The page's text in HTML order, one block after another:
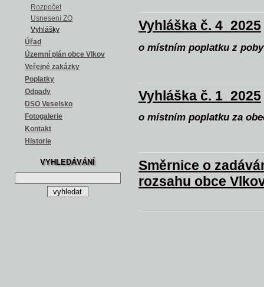
Rozpočet
Usnesení ZO
Vyhlášky
Úřad
Územní plán obce Vlkov
Veřejné zakázky
Poplatky
Odpady
DSO Veselsko
Fotogalerie
Kontakt
Historie
VYHLEDÁVÁNÍ
Vyhláška č. 4_2025
o místním poplatku z
Vyhláška č. 1_2025
o místním poplatku za
Směrnice o
rozsahu obce